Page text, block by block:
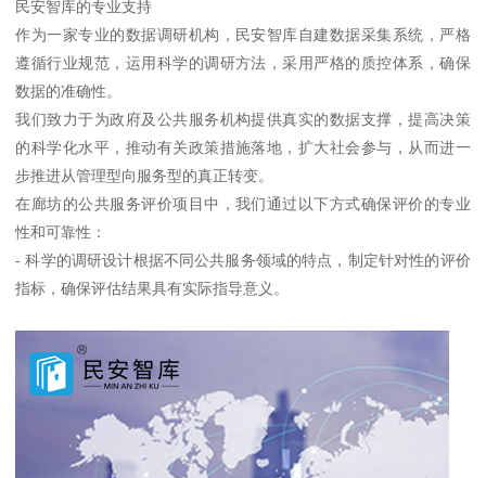
民安智库的专业支持
作为一家专业的数据调研机构，民安智库自建数据采集系统，严格
遵循行业规范，运用科学的调研方法，采用严格的质控体系，确保
数据的准确性。
我们致力于为政府及公共服务机构提供真实的数据支撑，提高决策
的科学化水平，推动有关政策措施落地，扩大社会参与，从而进一
步推进从管理型向服务型的真正转变。
在廊坊的公共服务评价项目中，我们通过以下方式确保评价的专业
性和可靠性：
- 科学的调研设计根据不同公共服务领域的特点，制定针对性的评价
指标，确保评估结果具有实际指导意义。